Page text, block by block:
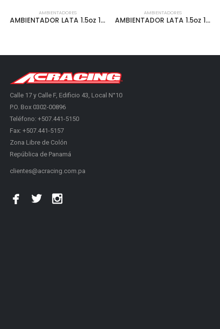
AMBIENTADORES
AMBIENTADOR LATA 1.5oz 12pcs/DISPLAY CARRO NUEVO – ACORGANIC-04
AMBIENTADORES
AMBIENTADOR LATA 1.5oz 12pcs/DISPLAY STRAWBERRY – ACORGANIC-02
Calle 17 y Calle F, Edificio 43, Local N°10
P.O. Box 0302-00896
Teléfono: +507.441-5150
Fax: +507.441-5157
Zona Libre de Colón
República de Panamá
clientes@acracing.com.pa